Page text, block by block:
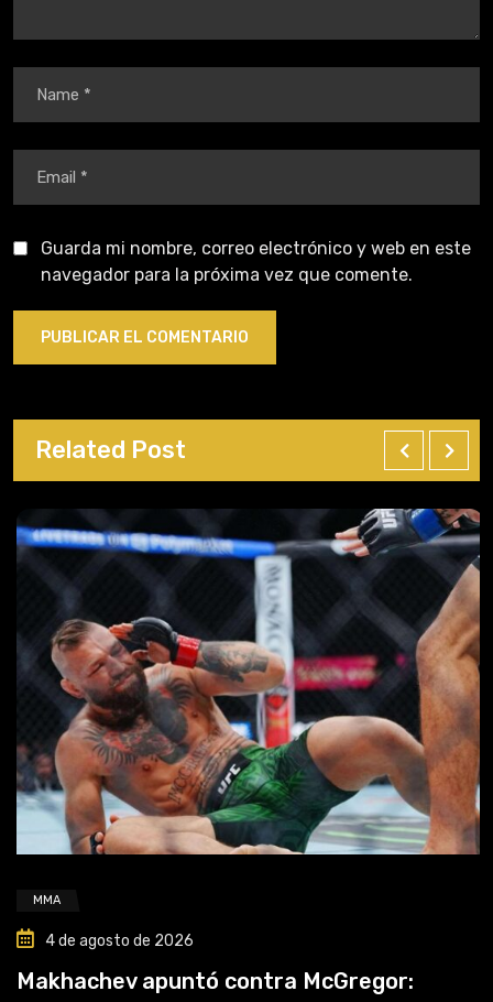
Guarda mi nombre, correo electrónico y web en este
navegador para la próxima vez que comente.
Related Post
MMA
4 de agosto de 2026
Makhachev apuntó contra McGregor: